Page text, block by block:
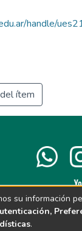
handle/
ítem
su información
.